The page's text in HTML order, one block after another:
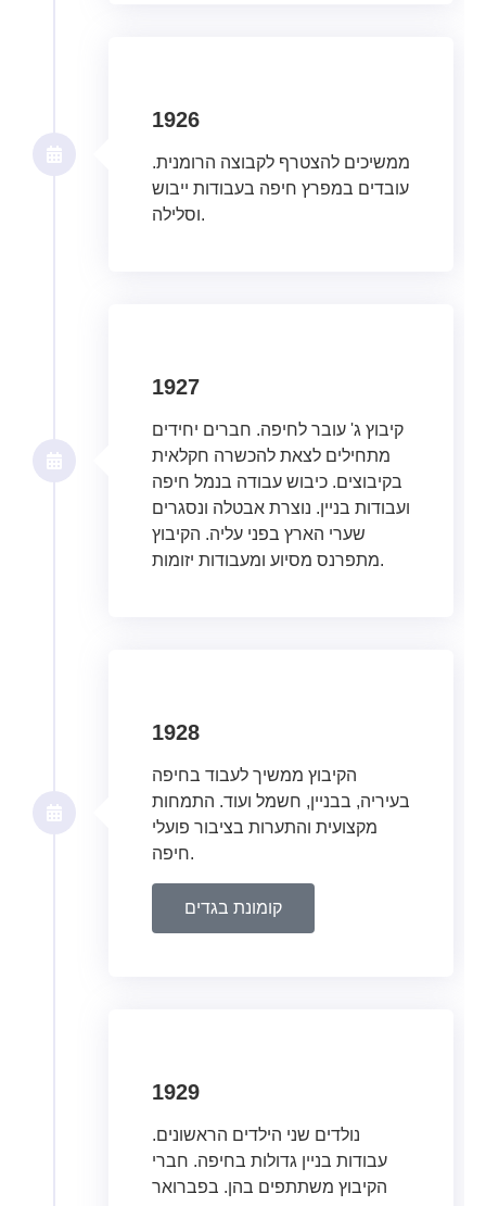
1926
ממשיכים להצטרף לקבוצה הרומנית.
עובדים במפרץ חיפה בעבודות ייבוש
וסלילה.
1927
קיבוץ ג' עובר לחיפה. חברים יחידים
מתחילים לצאת להכשרה חקלאית
בקיבוצים. כיבוש עבודה בנמל חיפה
ועבודות בניין. נוצרת אבטלה ונסגרים
שערי הארץ בפני עליה. הקיבוץ
מתפרנס מסיוע ומעבודות יזומות.
1928
הקיבוץ ממשיך לעבוד בחיפה
בעיריה, בבניין, חשמל ועוד. התמחות
מקצועית והתערות בציבור פועלי
חיפה.
קומונת בגדים
1929
נולדים שני הילדים הראשונים.
עבודות בניין גדולות בחיפה. חברי
הקיבוץ משתתפים בהן. בפברואר